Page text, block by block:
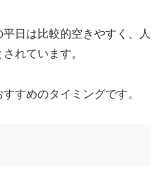
日は比較的空きやすく、人
れています。
すめのタイミングです。